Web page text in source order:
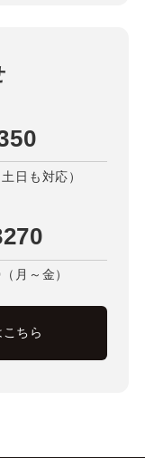
日も対応）
月～金）
ちら